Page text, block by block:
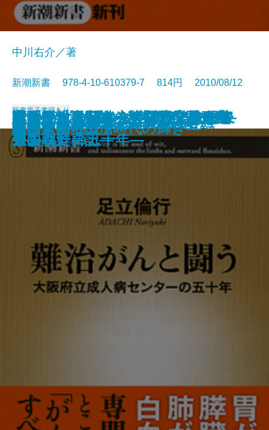
ロックと共に年をとる
国家の命運
核がなくならない7つの理由
イスラエル―ユダヤパワーの源泉
―
イランはこれからどうなるのか―
「イスラム大国」の真実―
企業買収の裏側―M＆A入門―
文士の私生活―昭和文壇交友録―
異形の日本人
テレビの大罪
大女優物語―オードリー、マリリ
ン、リズ―
中川右介／著
新潮新書 978-4-10-610379-7 814円 2010/08/12
新書電子書籍あり
難治がんと闘う―大阪府立成人病
センターの五十年―
もののけの正体―怪談はこうして
生まれた―
通販―「不況知らず」の業界研究
―
死刑絶対肯定論―無期懲役囚の主
張―
読む人間ドック
降ろされた日の丸―国民学校一年
生の朝鮮日記―
即答するバカ
ポスト・モバイル―ITとヒトの未
来図―
気にするな
開国前夜―田沼時代の輝き―